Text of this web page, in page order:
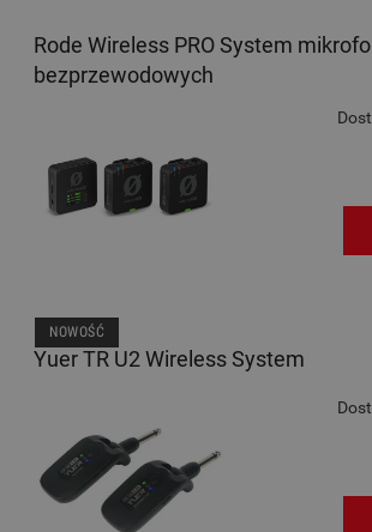
Rode Wireless PRO System
bezprzewodowych
Yuer TR U2 Wireless System
NOWOŚĆ